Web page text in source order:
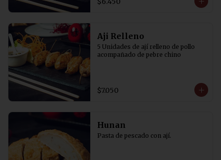
Aji Relleno
5 Unidades de ají relleno de pollo
acompañado de pebre chino
$7.050
Hunan
Pasta de pescado con ají.